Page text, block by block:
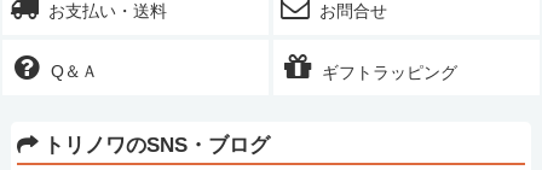
お支払い・送料 お問合せ
Q＆Ａ ギフトラッピング
トリノワのSNS・ブログ